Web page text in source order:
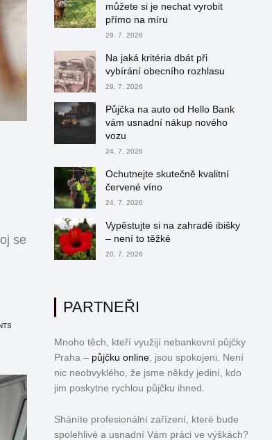
se
můžete si je nechat vyrobit
přímo na míru
29. 7. 2026
Na jaká kritéria dbát při
vybírání obecního rozhlasu
29. 7. 2026
Půjčka na auto od Hello Bank
vám usnadní nákup nového
vozu
24. 7. 2026
Ochutnejte skutečně kvalitní
červené víno
24. 7. 2026
Vypěstujte si na zahradě ibišky
– není to těžké
20. 7. 2026
PARTNEŘI
Mnoho těch, kteří využijí nebankovní půjčky
Praha – půjčku online, jsou spokojeni. Není
nic neobvyklého, že jsme někdy jediní, kdo
jim poskytne rychlou půjčku ihned.
Sháníte profesionální zařízení, které bude
spolehlivé a usnadní Vám práci ve výškách?